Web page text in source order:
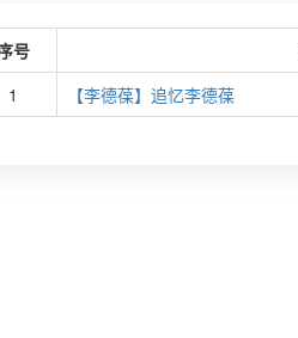
号
1
【李德葆】追忆李德葆